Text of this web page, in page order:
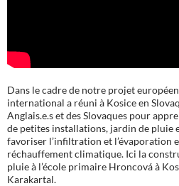
Dans le cadre de notre projet
international a réuni à Kosice en
Anglais.e.s et des Slovaques pour
de petites installations, jardin de pluie
favoriser l’infiltration et l’évaporation
réchauffement climatique. Ici la
pluie à l’école primaire Hroncová à
Karakartal.